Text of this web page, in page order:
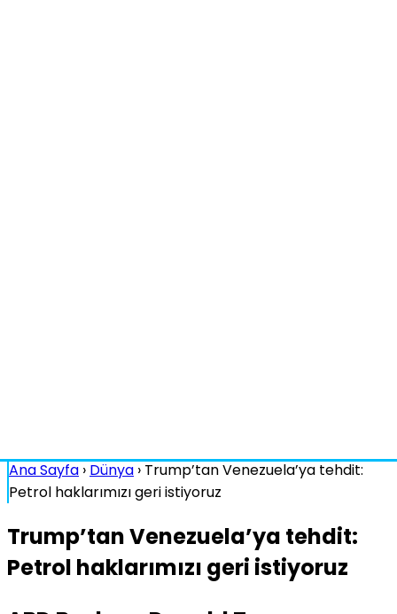
Ana Sayfa › Dünya › Trump’tan Venezuela’ya tehdit:
Petrol haklarımızı geri istiyoruz
Trump’tan Venezuela’ya tehdit:
Petrol haklarımızı geri istiyoruz